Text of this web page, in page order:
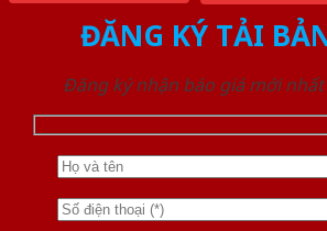
ĐĂNG KÝ TẢI
Đăng ký nhận báo giá mới